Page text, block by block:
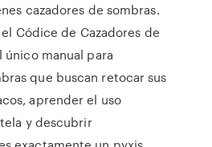
cazadores de sombras.
Códice de Cazadores de
único manual para
que buscan retocar sus
aprender el uso
y descubrir